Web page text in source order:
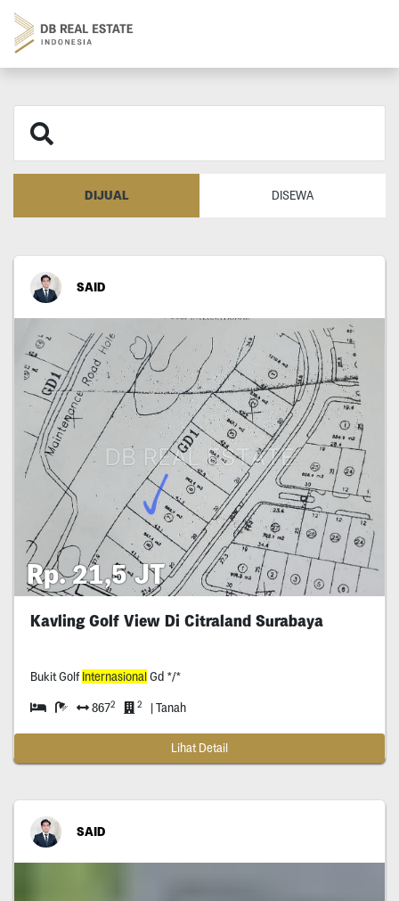
DIJUAL DISEWA
SAID
Rp. 21,5 JT
Kavling Golf View Di Citraland Surabaya
Bukit GolfInternasionalGd */*
8672 2 | Tanah
Lihat Detail
SAID